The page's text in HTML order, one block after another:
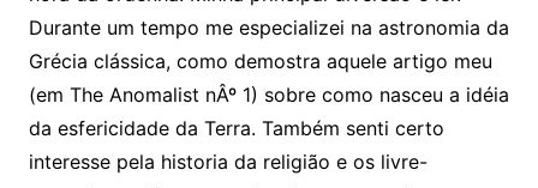
Durante um tempo me especializei na astronomia da
Grécia clássica, como demostra aquele artigo meu
(em The Anomalist nÂº 1) sobre como nasceu a idéia
da esfericidade da Terra. Também senti certo
interesse pela historia da religião e os livre-